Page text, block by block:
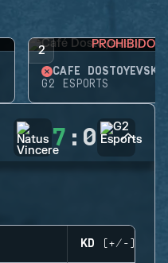
2 PROHIBIDO
CAFÉ DOSTOYEVSKY
G2 ESPORTS
7 : 0
KD (+/-)